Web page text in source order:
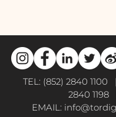
TEL: (852) 2840 1100
2840 1198
EMAIL: